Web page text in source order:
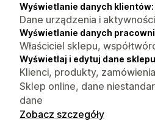
Wyświetlanie danych klientów:
Dane urządzenia i aktywności
Wyświetlanie danych
Właściciel sklepu,
Wyświetlaj i edytuj dane
Klienci, produkty,
Sklep online, dane
dane
Zobacz szczegóły